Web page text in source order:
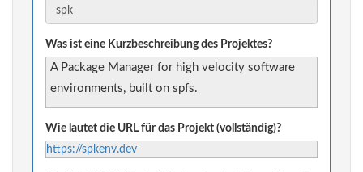
Was ist eine Kurzbeschreibung des Projektes?
A Package Manager for high velocity software
environments, built on spfs.
Wie lautet die URL für das Projekt (vollständig)?
https://spkenv.dev